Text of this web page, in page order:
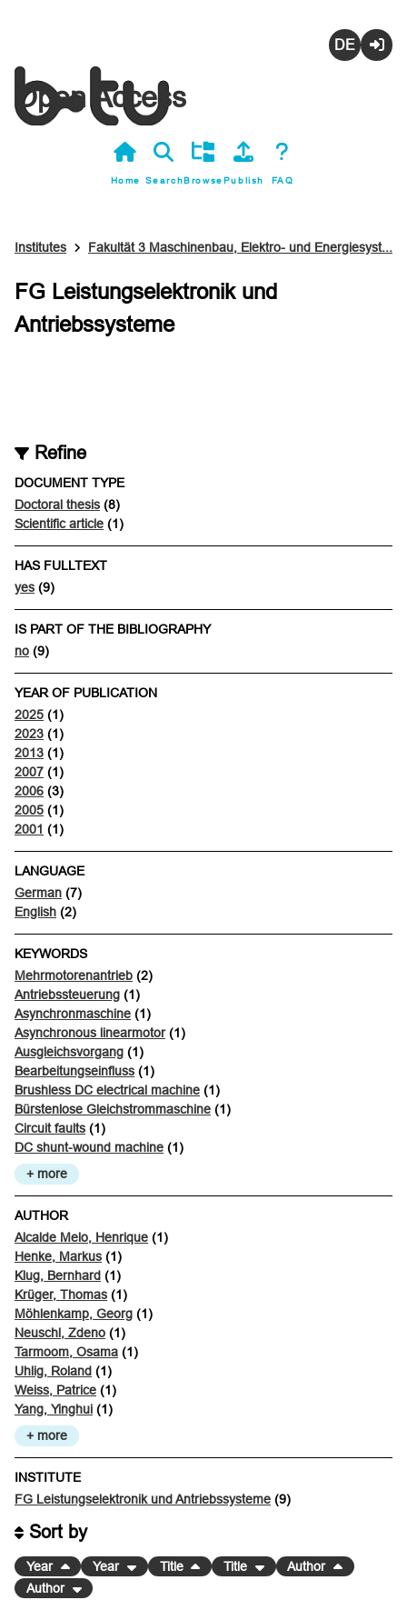
Open Access
Home SearchBrowsePublish FAQ
Institutes Fakultät 3 Maschinenbau, Elektro- und Energiesyst...
FG Leistungselektronik und
Antriebssysteme
Refine
DOCUMENT TYPE
Doctoral thesis (8)
Scientific article (1)
HAS FULLTEXT
yes (9)
IS PART OF THE BIBLIOGRAPHY
no (9)
YEAR OF PUBLICATION
2025 (1)
2023 (1)
2013 (1)
2007 (1)
2006 (3)
2005 (1)
2001 (1)
LANGUAGE
German (7)
English (2)
KEYWORDS
Mehrmotorenantrieb (2)
Antriebssteuerung (1)
Asynchronmaschine (1)
Asynchronous linearmotor(1)
Ausgleichsvorgang (1)
Bearbeitungseinfluss (1)
Brushless DC electrical machine (1)
Bürstenlose Gleichstrommaschine (1)
Circuit faults (1)
DC shunt-wound machine (1)
+ more
AUTHOR
Alcalde Melo, Henrique (1)
Henke, Markus (1)
Klug, Bernhard (1)
Krüger, Thomas (1)
Möhlenkamp, Georg (1)
Neuschl, Zdeno (1)
Tarmoom, Osama (1)
Uhlig, Roland (1)
Weiss, Patrice (1)
Yang, Yinghui (1)
+ more
INSTITUTE
FG Leistungselektronik und Antriebssysteme (9)
Sort by
Year Year Title Title
Author
Author